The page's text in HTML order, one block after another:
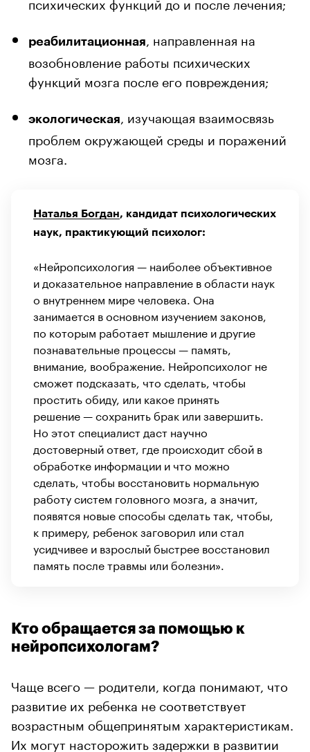
реабилитационная
, направленная на
возобновление работы психических
функций мозга после его повреждения;
экологическая
, изучающая взаимосвязь
проблем окружающей среды и поражений
мозга.
Наталья Богдан, кандидат психологических
наук, практикующий психолог:
«Нейропсихология — наиболее объективное
и доказательное направление в области наук
о внутреннем мире человека. Она
занимается в основном изучением законов,
по которым работает мышление и другие
познавательные процессы — память,
внимание, воображение. Нейропсихолог не
сможет подсказать, что сделать, чтобы
простить обиду, или какое принять
решение — сохранить брак или завершить.
Но этот специалист даст научно
достоверный ответ, где происходит сбой в
обработке информации и что можно
сделать, чтобы восстановить нормальную
работу систем головного мозга, а значит,
появятся новые способы сделать так, чтобы,
к примеру, ребенок заговорил или стал
усидчивее и взрослый быстрее восстановил
память после травмы или болезни».
Кто обращается за помощью к
нейропсихологам?
Чаще всего — родители, когда понимают, что
развитие их ребенка не соответствует
возрастным общепринятым характеристикам.
Их могут насторожить задержки в развитии